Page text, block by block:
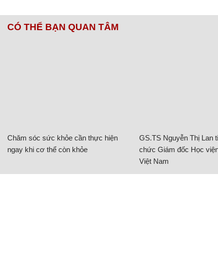
CÓ THỂ BẠN QUAN TÂM
Chăm sóc sức khỏe cần thực hiện
ngay khi cơ thể còn khỏe
GS.TS Nguyễn Thị Lan
chức Giám đốc Học
Việt Nam